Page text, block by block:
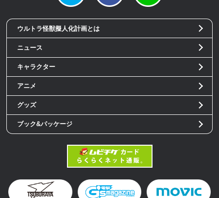
ウルトラ怪獣擬人化計画とは
ニュース
キャラクター
アニメ
グッズ
ブック&パッケージ